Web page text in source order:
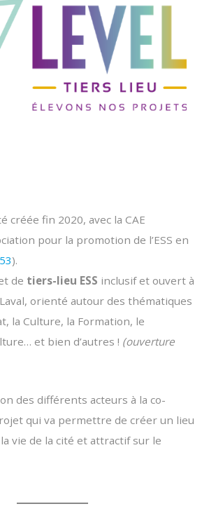
créée fin 2020, avec la CAE
pour la promotion de l’ESS en
).
de tiers-lieu ESS inclusif et ouvert à
orienté autour des thématiques
la Culture, la Formation, le
et bien d’autres ! (ouverture
des différents acteurs à la co-
qui va permettre de créer un lieu
vie de la cité et attractif sur le